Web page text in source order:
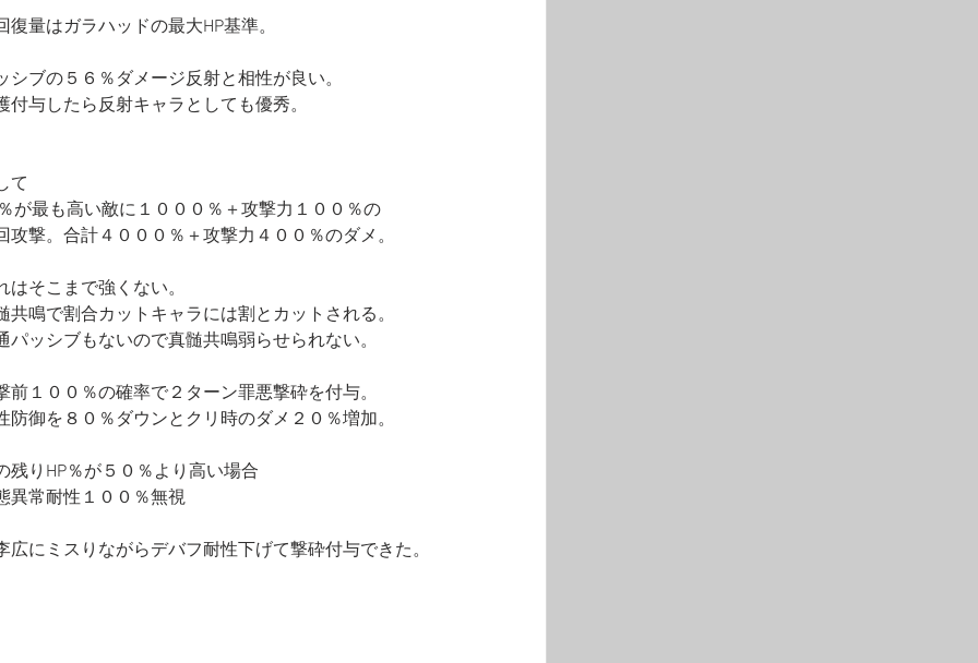
量はガラハッドの最大HP基準。
ブの５６％ダメージ反射と相性が良い。
与したら反射キャラとしても優秀。
最も高い敵に１０００％＋攻撃力１００％の
撃。合計４０００％＋攻撃力４００％のダメ。
そこまで強くない。
鳴で割合カットキャラには割とカットされる。
ッシブもないので真髄共鳴弱らせられない。
１００％の確率で２ターン罪悪撃砕を付与。
御を８０％ダウンとクリ時のダメ２０％増加。
りHP％が５０％より高い場合
常耐性１００％無視
にミスりながらデバフ耐性下げて撃砕付与できた。